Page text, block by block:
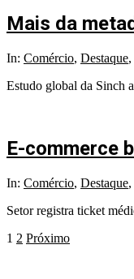
Mais da
2025-
03
In: Comércio, Destaque,
Estudo global da Sinch
E-commerce
2025-
25
In: Comércio, Destaque,
Setor registra ticket
Paginação
1 2 Próximo